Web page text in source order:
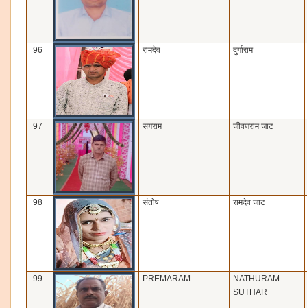
96 रामदेव दुर्गाराम
97 सगराम जीवणराम जाट
98 संतोष रामदेव जाट
99 PREMARAM
NATHURAM
SUTHAR